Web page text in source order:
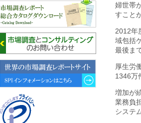
婦世帯
すこと
2012年
域包括
最後ま
厚生労
1346万
増加が
業務負
システ
2026年06月15日
6月15日、「中国の医療保険医薬
品リスト 」を発刊しました。
2026年06月01日
6月1日、「2026-27年版 5G SA、
6GにおけるIoT／サービス市場の
動向 」を発刊しました。
2026年04月30日
4月30日、「2026年版 オンライン
診療サービスの現状と将来展望 」
を発刊しました。